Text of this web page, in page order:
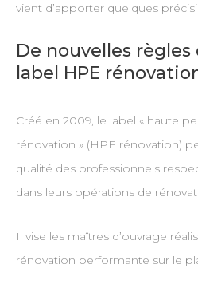
vient d’apporter quelques
De nouvelles
label HPE
Créé en 2009, le label « haute
rénovation » (HPE rénovation)
qualité des professionnels
dans leurs opérations de
Il vise les maîtres d’ouvrage
rénovation performante sur le